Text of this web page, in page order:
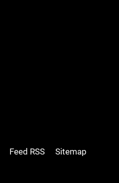
Feed RSS Sitemap